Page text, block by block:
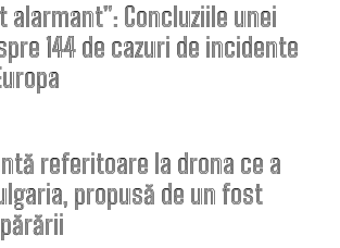
alarmant”: Concluziile unei
144 de cazuri de incidente
referitoare la drona ce a
propusă de un fost